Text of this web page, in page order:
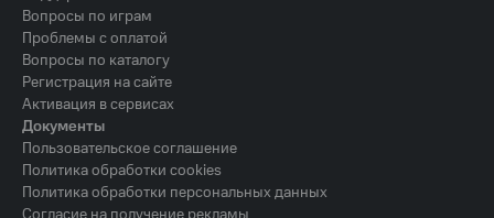
Вопросы по играм
Проблемы с оплатой
Вопросы по каталогу
Регистрация на сайте
Активация в сервисах
Документы
Пользовательское соглашение
Политика обработки cookies
Политика обработки персональных данных